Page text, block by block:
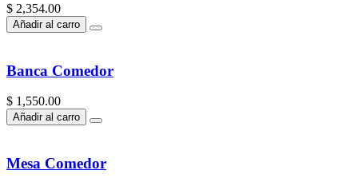
$ 2,354.00
Añadir al carro
Banca Comedor
$ 1,550.00
Añadir al carro
Mesa Comedor